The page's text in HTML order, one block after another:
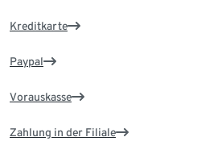
Kreditkarte
Paypal
Vorauskasse
Zahlung in der Filiale